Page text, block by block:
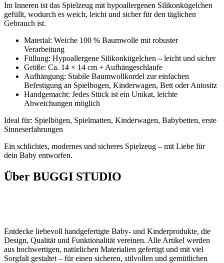
Im Inneren ist das Spielzeug mit hypoallergenen Silikonkügelchen
gefüllt, wodurch es weich, leicht und sicher für den täglichen
Gebrauch ist.
Material: Weiche 100 % Baumwolle mit robuster
Verarbeitung
Füllung: Hypoallergene Silikonkügelchen – leicht und sicher
Größe: Ca. 14 × 14 cm + Aufhängeschlaufe
Aufhängung: Stabile Baumwollkordel zur einfachen
Befestigung an Spielbogen, Kinderwagen, Bett oder Autositz
Handgemacht: Jedes Stück ist ein Unikat, leichte
Abweichungen möglich
Ideal für: Spielbögen, Spielmatten, Kinderwagen, Babybetten, erste
Sinneserfahrungen
Ein schlichtes, modernes und sicheres Spielzeug – mit Liebe für
dein Baby entworfen.
Über BUGGI STUDIO
Entdecke liebevoll handgefertigte Baby- und Kinderprodukte, die
Design, Qualität und Funktionalität vereinen. Alle Artikel werden
aus hochwertigen, natürlichen Materialien gefertigt und mit viel
Sorgfalt gestaltet – für einen sicheren, stilvollen und gemütlichen